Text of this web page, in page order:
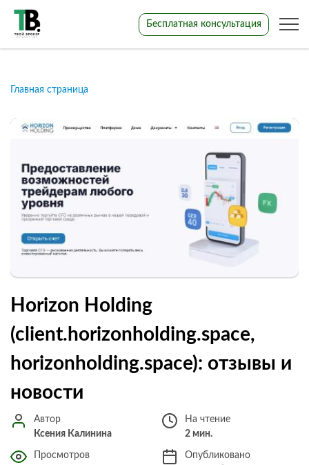
Бесплатная консультация
Главная страница
Horizon Holding
(client.horizonholding.space,
horizonholding.space): отзывы и
новости
Автор
Ксения Калинина
На чтение
2 мин.
Просмотров
Опубликовано